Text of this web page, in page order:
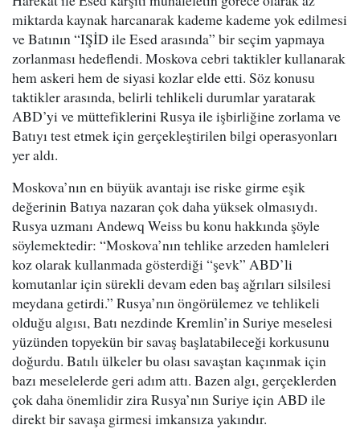
miktarda kaynak harcanarak kademe kademe yok edilmesi
ve Batının “IŞİD ile Esed arasında” bir seçim yapmaya
zorlanması hedeflendi. Moskova cebri taktikler kullanarak
hem askeri hem de siyasi kozlar elde etti. Söz konusu
taktikler arasında, belirli tehlikeli durumlar yaratarak
ABD’yi ve müttefiklerini Rusya ile işbirliğine zorlama ve
Batıyı test etmek için gerçekleştirilen bilgi operasyonları
yer aldı.
Moskova’nın en büyük avantajı ise riske girme eşik
değerinin Batıya nazaran çok daha yüksek olmasıydı.
Rusya uzmanı Andewq Weiss bu konu hakkında şöyle
söylemektedir: “Moskova’nın tehlike arzeden hamleleri
koz olarak kullanmada gösterdiği “şevk” ABD’li
komutanlar için sürekli devam eden baş ağrıları silsilesi
meydana getirdi.” Rusya’nın öngörülemez ve tehlikeli
olduğu algısı, Batı nezdinde Kremlin’in Suriye meselesi
yüzünden topyekün bir savaş başlatabileceği korkusunu
doğurdu. Batılı ülkeler bu olası savaştan kaçınmak için
bazı meselelerde geri adım attı. Bazen algı, gerçeklerden
çok daha önemlidir zira Rusya’nın Suriye için ABD ile
direkt bir savaşa girmesi imkansıza yakındır.